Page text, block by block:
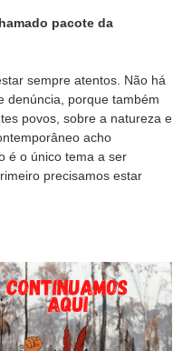
pacote da
sempre atentos. Não há
denúncia, porque também
povos, sobre a natureza e
acho
é o único tema a ser
precisamos estar